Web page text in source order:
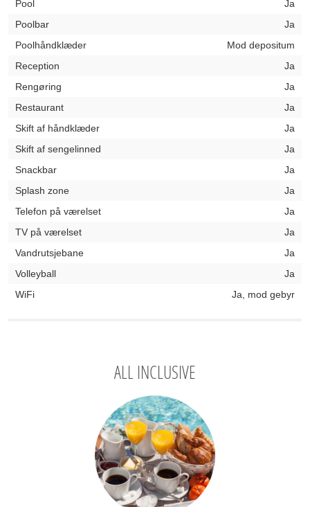
Pool
Ja
Poolbar
Ja
Poolhåndklæder
Mod depositum
Reception
Ja
Rengøring
Ja
Restaurant
Ja
Skift af håndklæder
Ja
Skift af sengelinned
Ja
Snackbar
Ja
Splash zone
Ja
Telefon på værelset
Ja
TV på værelset
Ja
Vandrutsjebane
Ja
Volleyball
Ja
WiFi
Ja, mod gebyr
ALL INCLUSIVE